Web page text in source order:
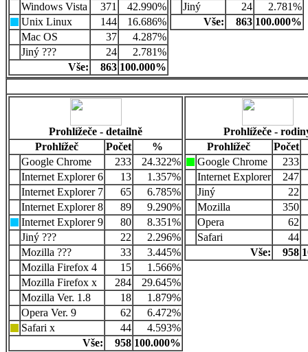
Windows Vista
371
42.990%
Unix Linux
144
16.686%
Mac OS
37
4.287%
Jiný ???
24
2.781%
Vše:
863 100.000%
Jiný
24
2.781%
Vše:
863 100.000%
Prohlížeče - detailně
Prohlížeč
Počet
%
Google Chrome
233
24.322%
Internet Explorer 6
13
1.357%
Internet Explorer 7
65
6.785%
Internet Explorer 8
89
9.290%
Internet Explorer 9
80
8.351%
Jiný ???
22
2.296%
Mozilla ???
33
3.445%
Mozilla Firefox 4
15
1.566%
Mozilla Firefox x
284
29.645%
Mozilla Ver. 1.8
18
1.879%
Opera Ver. 9
62
6.472%
Safari x
44
4.593%
Vše:
958 100.000%
Prohlížeče -
Prohlížeč
Počet
Google Chrome
233
Internet Explorer
247
Jiný
22
Mozilla
350
Opera
62
Safari
44
Vše:
958